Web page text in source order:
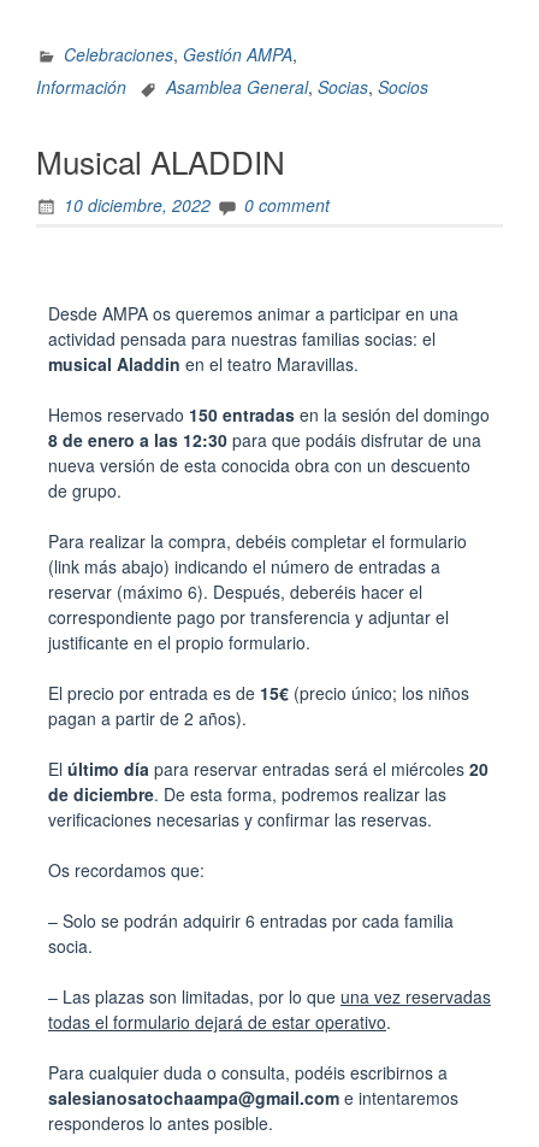
Celebraciones, Gestión AMPA,
Información
Asamblea General, Socias, Socios
Musical ALADDIN
10 diciembre, 2022 0 comment
Desde AMPA os queremos animar a participar en una
actividad pensada para nuestras familias socias: el
musical Aladdin en el teatro Maravillas.
Hemos reservado 150 entradas en la sesión del domingo
8 de enero a las 12:30 para que podáis disfrutar de una
nueva versión de esta conocida obra con un descuento
de grupo.
Para realizar la compra, debéis completar el formulario
(link más abajo) indicando el número de entradas a
reservar (máximo 6). Después, deberéis hacer el
correspondiente pago por transferencia y adjuntar el
justificante en el propio formulario.
El precio por entrada es de 15€ (precio único; los niños
pagan a partir de 2 años).
El último día para reservar entradas será el miércoles 20
de diciembre. De esta forma, podremos realizar las
verificaciones necesarias y confirmar las reservas.
Os recordamos que:
– Solo se podrán adquirir 6 entradas por cada familia
socia.
– Las plazas son limitadas, por lo que una vez reservadas
todas el formulario dejará de estar operativo.
Para cualquier duda o consulta, podéis escribirnos a
salesianosatochaampa@gmail.com e intentaremos
responderos lo antes posible.